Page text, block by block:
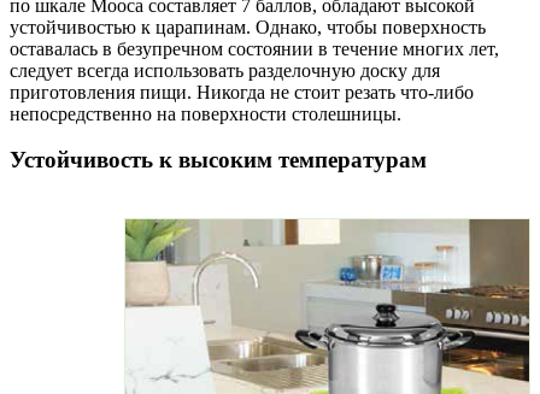
по шкале Мооса составляет 7 баллов, обладают высокой
устойчивостью к царапинам. Однако, чтобы поверхность
оставалась в безупречном состоянии в течение многих лет,
следует всегда использовать разделочную доску для
приготовления пищи. Никогда не стоит резать что-либо
непосредственно на поверхности столешницы.
Устойчивость к высоким температурам